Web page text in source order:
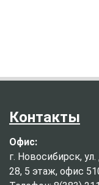
Контакты
Офис:
г. Новосибирск,
28, 5 этаж, офис